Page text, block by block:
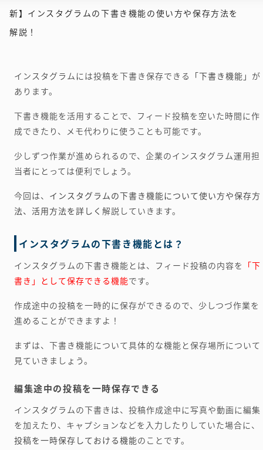
新】インスタグラムの下書き機能の使い方や保存方法を
解説！
インスタグラムには投稿を下書き保存できる 「下書き機能」 が
あります。
下書き機能を活用することで、フィード投稿を空いた時間に作
成できたり、メモ代わりに使うことも可能です。
少しずつ作業が進められるので、企業のインスタグラム運用担
当者にとっては便利でしょう。
今回は、 インスタグラムの下書き機能について使い方や保存方
法、活用方法を詳しく 解説していきます。
インスタグラムの下書き機能とは？
インスタグラムの下書き機能とは、フィード投稿の内容を 「下
書き」として保存できる機能です。
作成途中の投稿を一時的に保存ができるので、少しつづ作業を
進めることができますよ！
まずは、下書き機能について具体的な機能と保存場所について
見ていきましょう。
編集途中の投稿を一時保存できる
インスタグラムの下書きは、投稿作成途中に写真や動画に編集
を加えたり、キャプションなどを入力したりしていた場合に、
投稿を一時保存しておける機能のことです。